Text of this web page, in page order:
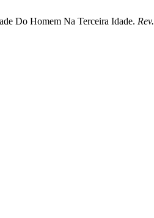
Do Homem Na Terceira Idade.